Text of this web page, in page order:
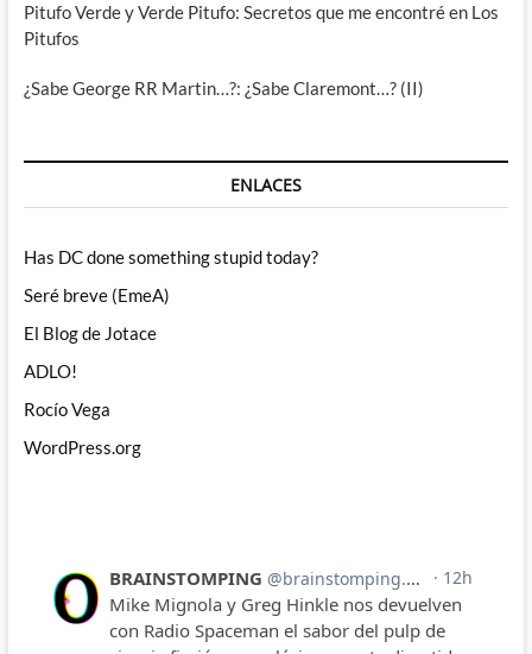
Pitufo Verde y Verde Pitufo: Secretos que me encontré en Los
Pitufos
¿Sabe George RR Martin…?: ¿Sabe Claremont…? (II)
ENLACES
Has DC done something stupid today?
Seré breve (EmeA)
El Blog de Jotace
ADLO!
Rocío Vega
WordPress.org